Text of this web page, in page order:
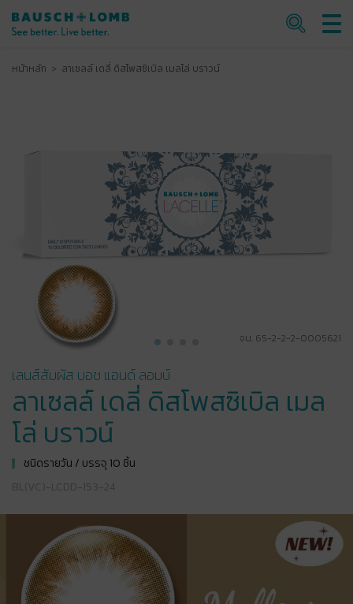
หน้าหลัก ลาเซลล์ เดลี่ ดิสโพสซิเบิล เมลโล่ บราวน์
จน. 65-2-2-2-0005621
เลนส์สัมผัส บอช แอนด์ ลอมบ์
ลาเซลล์ เดลี่ ดิสโพสซิเบิล เมล
โล่ บราวน์
ชนิดรายวัน / บรรจุ 10 ชิ้น
BL(VC)-LCDD-153-24